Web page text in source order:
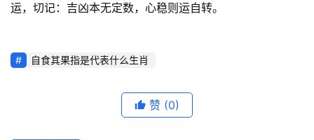
运，切记：吉凶本无定数，心稳则运自转。
自食其果指是代表什么生肖
赞 (0)